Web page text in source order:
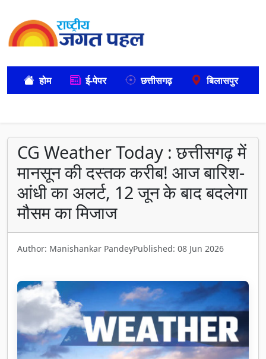
होम ई-पेपर छत्तीसगढ़ बिलासपुर
CG Weather Today : छत्तीसगढ़ में
मानसून की दस्तक करीब! आज बारिश-
आंधी का अलर्ट, 12 जून के बाद बदलेगा
मौसम का मिजाज
Author: Manishankar PandeyPublished: 08 Jun 2026